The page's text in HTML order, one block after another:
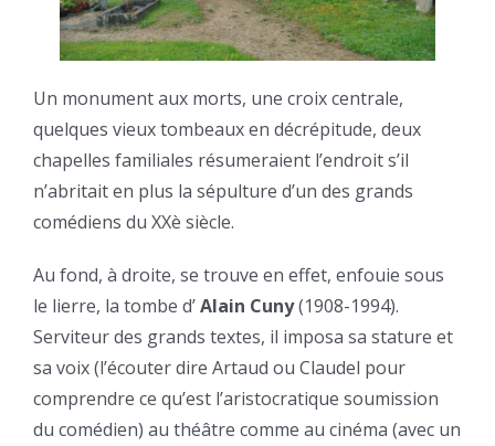
Un monument aux morts, une croix centrale,
quelques vieux tombeaux en décrépitude, deux
chapelles familiales résumeraient l’endroit s’il
n’abritait en plus la sépulture d’un des grands
comédiens du XXè siècle.
Au fond, à droite, se trouve en effet, enfouie sous
le lierre, la tombe d’Alain Cuny(1908-1994).
Serviteur des grands textes, il imposa sa stature et
sa voix (l’écouter dire Artaud ou Claudel pour
comprendre ce qu’est l’aristocratique soumission
du comédien) au théâtre comme au cinéma (avec un